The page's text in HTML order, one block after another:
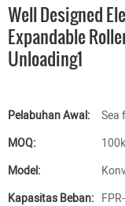
Well Designed
Expandable
Unloading1
Pelabuhan Awal:
Sea
MOQ:
Model:
Kapasitas Beban: